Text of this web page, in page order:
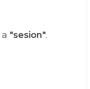
a "sesion".